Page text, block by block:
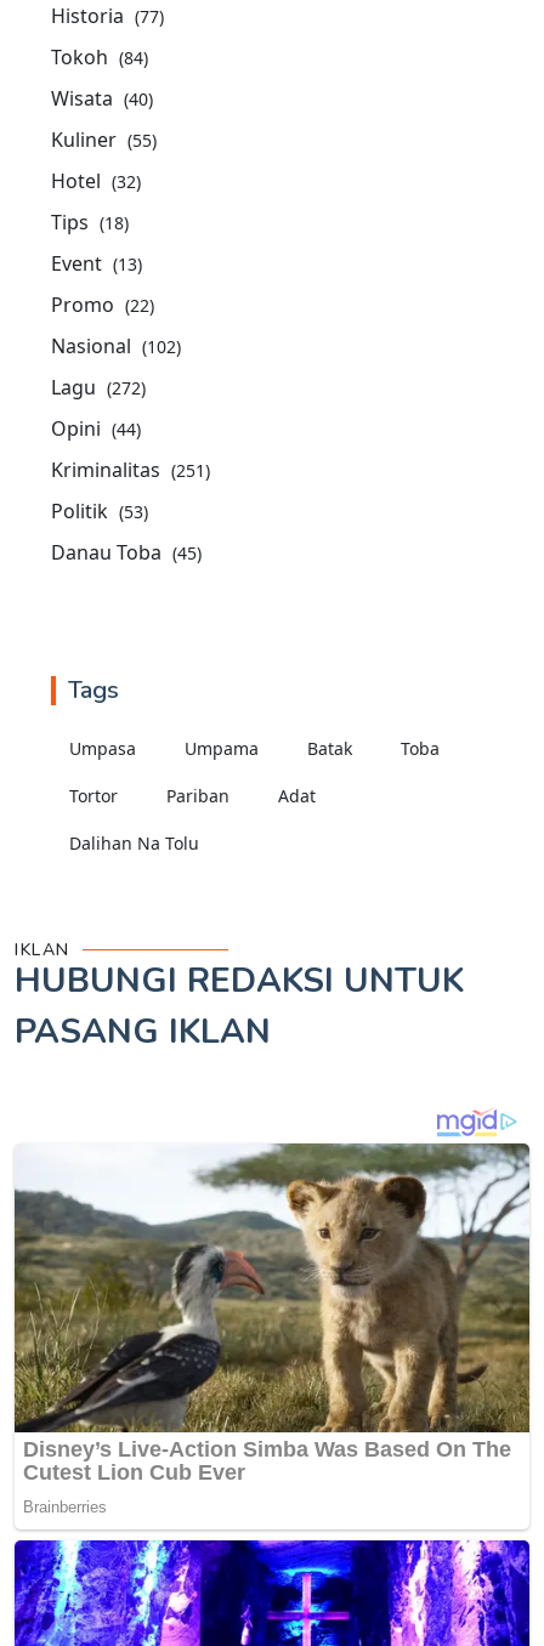
Historia (77)
Tokoh (84)
Wisata (40)
Kuliner (55)
Hotel (32)
Tips (18)
Event (13)
Promo (22)
Nasional (102)
Lagu (272)
Opini (44)
Kriminalitas (251)
Politik (53)
Danau Toba (45)
Tags
Umpasa Umpama Batak Toba
Tortor Pariban Adat
Dalihan Na Tolu
IKLAN
HUBUNGI REDAKSI UNTUK
PASANG IKLAN